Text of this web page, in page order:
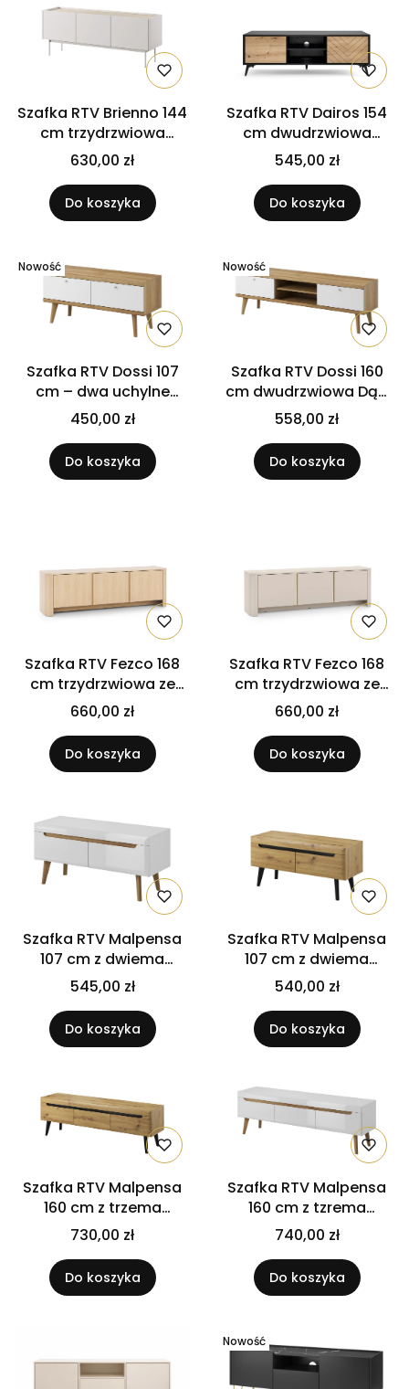
Szafka RTV Brienno 144
cm trzydrzwiowa
Kaszmir / blat Dąb
Linea
630,00 zł
Do koszyka
Szafka RTV Dairos 154
cm dwudrzwiowa
loftowa Dąb Evoke /
Czarny
545,00 zł
Do koszyka
Nowość
Szafka RTV Dossi 107
cm – dwa uchylne
fronty Dąb Riviera /
Biały
450,00 zł
Do koszyka
Nowość
Szafka RTV Dossi 160
cm dwudrzwiowa Dąb
Riviera / Biały
558,00 zł
Do koszyka
Szafka RTV Fezco 168
cm trzydrzwiowa ze
złotymi listwami
ozdobnymi Dąb
Vicenza
660,00 zł
Do koszyka
Szafka RTV Fezco 168
cm trzydrzwiowa ze
złotymi listwami
ozdobnymi Kaszmir
660,00 zł
Do koszyka
Szafka RTV Malpensa
107 cm z dwiema
szufladami Biały połysk
/ Dąb riviera
545,00 zł
Do koszyka
Szafka RTV Malpensa
107 cm z dwiema
szufladami Dąb artisan
/ Czarny
540,00 zł
Do koszyka
Szafka RTV Malpensa
160 cm z trzema
szufladami Dąb artisan
/ Czarny
730,00 zł
Do koszyka
Szafka RTV Malpensa
160 cm z tzrema
szufladami Biały połysk
/ Dąb riviera
740,00 zł
Do koszyka
Nowość